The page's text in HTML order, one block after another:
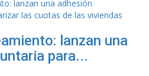
lanzan una
para...